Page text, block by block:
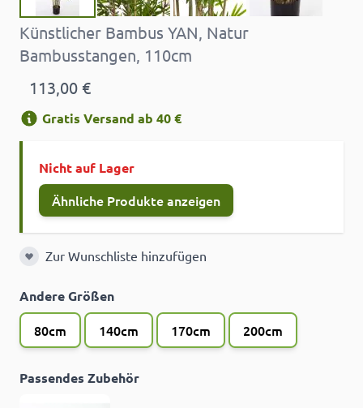
Künstlicher Bambus YAN, Natur
Bambusstangen, 110cm
113,00 €
Gratis Versand ab 40 €
Nicht auf Lager
Ähnliche Produkte anzeigen
Zur Wunschliste hinzufügen
Zur Wunschliste hinzufügen
Andere Größen
80cm 140cm 170cm 200cm
Passendes Zubehör